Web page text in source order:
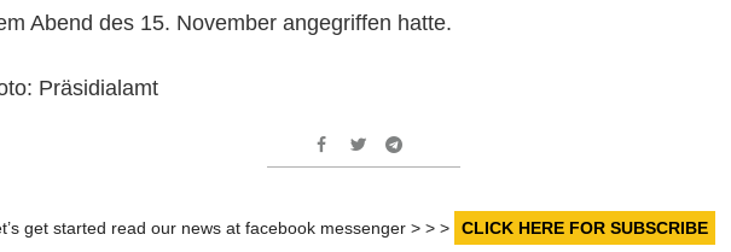
Abend des 15. November angegriffen hatte.
Präsidialamt
get started read our news at facebook messenger > > > CLICK HERE FOR SUBSCRIBE